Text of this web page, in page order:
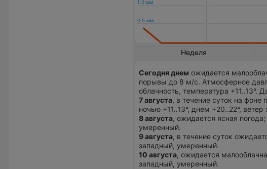
Неделя
Сегодня днем ожидается
порывы до 8 м/с. Атмосферное
облачность, температура
7 августа, в течение суток на
ночью +11..13°, днем +20..22°,
8 августа, ожидается ясная
умеренный.
9 августа, в течение суток
западный, умеренный.
10 августа, ожидается
западный, умеренный.